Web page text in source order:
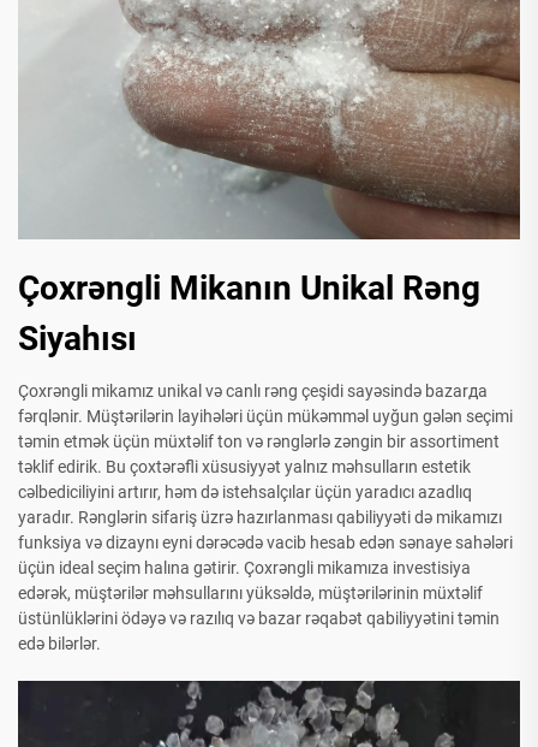
Çoxrəngli Mikanın Unikal Rəng
Siyahısı
Çoxrəngli mikamız unikal və canlı rəng çeşidi sayəsində bazarда
fərqlənir. Müştərilərin layihələri üçün mükəmməl uyğun gələn seçimi
təmin etmək üçün müxtəlif ton və rənglərlə zəngin bir assortiment
təklif edirik. Bu çoxtərəfli xüsusiyyət yalnız məhsulların estetik
cəlbediciliyini artırır, həm də istehsalçılar üçün yaradıcı azadlıq
yaradır. Rənglərin sifariş üzrə hazırlanması qabiliyyəti də mikamızı
funksiya və dizaynı eyni dərəcədə vacib hesab edən sənaye sahələri
üçün ideal seçim halına gətirir. Çoxrəngli mikamıza investisiya
edərək, müştərilər məhsullarını yüksəldə, müştərilərinin müxtəlif
üstünlüklərini ödəyə və razılıq və bazar rəqabət qabiliyyətini təmin
edə bilərlər.